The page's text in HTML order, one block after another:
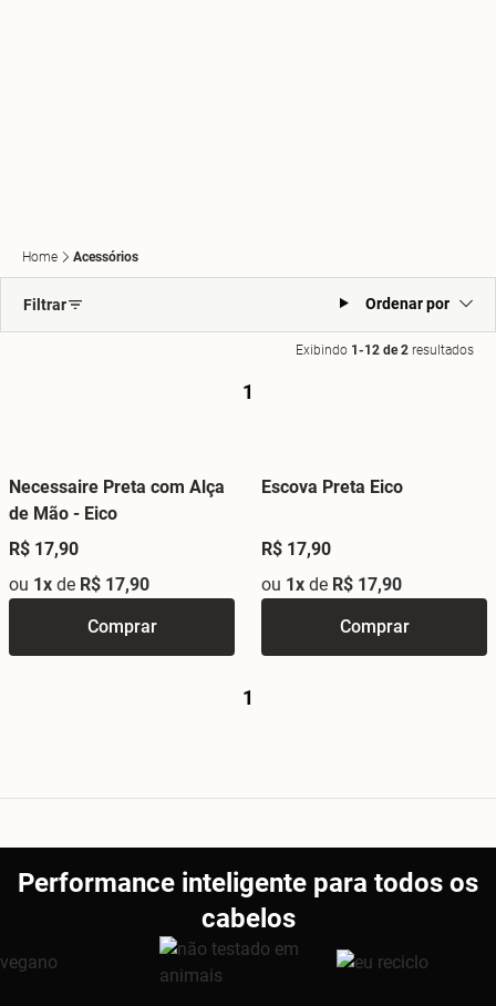
Home Acessórios
Filtrar Ordenar por
Exibindo 1-12 de 2 resultados
1
Necessaire Preta com Alça
de Mão - Eico
R$ 17,90
ou 1x de R$ 17,90
Comprar
Escova Preta Eico
R$ 17,90
ou 1x de R$ 17,90
Comprar
1
Performance inteligente para todos os
cabelos